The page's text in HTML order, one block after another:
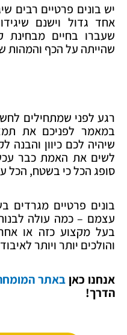
יש בונים פרטיים רבים
אחד גדול וישנם
שעברו בחיים
שהייתה על הכף והמהות
רגע לפני שמתחילים
במאמר לפניכם את
שיהיה לכם כיוון
לשים את האמת כבר
סופג הכל כי בשטח, הכל
בונים פרטיים מגרדים
עצמם – כמה עולה
בעל מקצוע כזה או
והולכים יותר ויותר
אנחנו כאן באתר
הדרך!